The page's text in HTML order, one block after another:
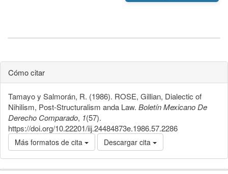
Cómo citar
Tamayo y Salmorán, R. (1986). ROSE, Gillian, Dialectic of
Nihilism, Post-Structuralism anda Law. Boletín Mexicano De
Derecho Comparado, 1(57).
https://doi.org/10.22201/iij.24484873e.1986.57.2286
Más formatos de cita Descargar cita